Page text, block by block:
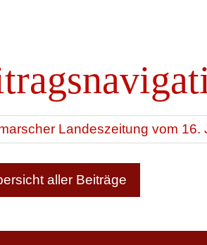
Landeszeitung vom 16.
aller Beiträge